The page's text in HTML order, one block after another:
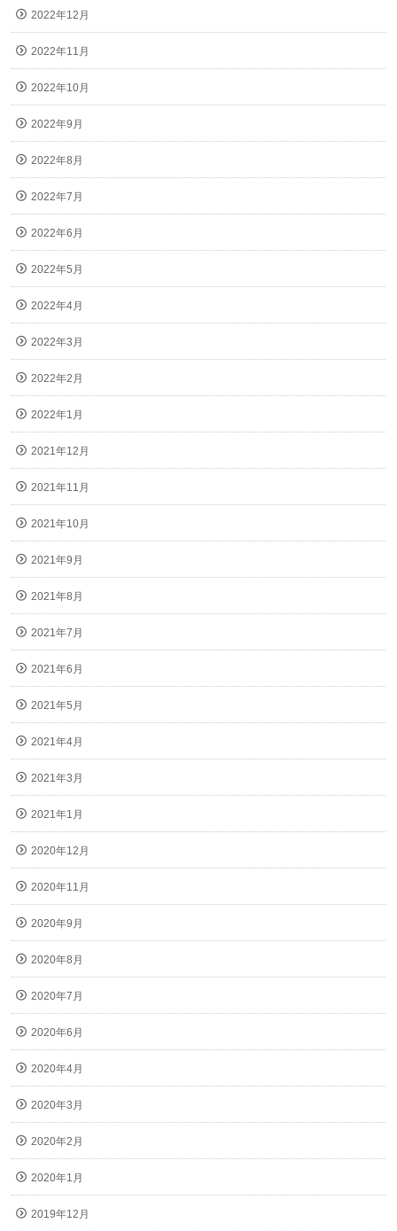
2022年12月
2022年11月
2022年10月
2022年9月
2022年8月
2022年7月
2022年6月
2022年5月
2022年4月
2022年3月
2022年2月
2022年1月
2021年12月
2021年11月
2021年10月
2021年9月
2021年8月
2021年7月
2021年6月
2021年5月
2021年4月
2021年3月
2021年1月
2020年12月
2020年11月
2020年9月
2020年8月
2020年7月
2020年6月
2020年4月
2020年3月
2020年2月
2020年1月
2019年12月